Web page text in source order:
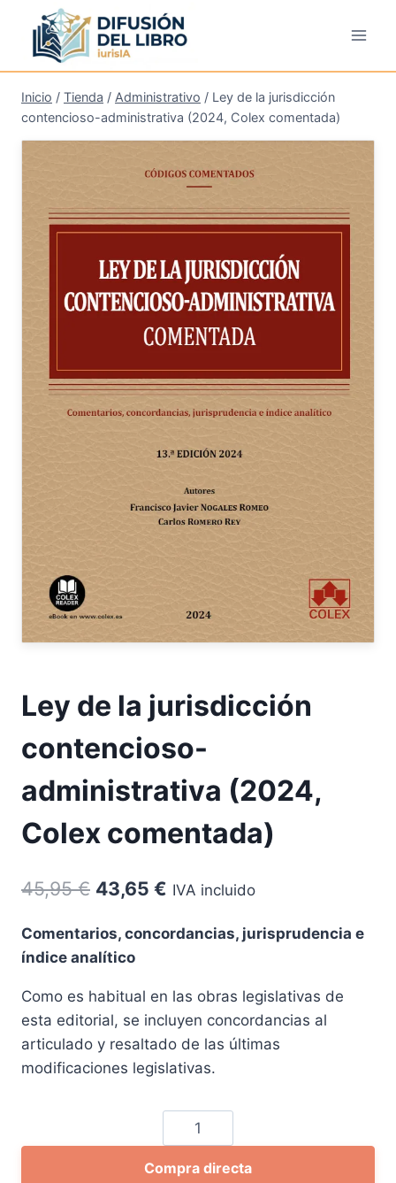
contenido
Inicio / Tienda / Administrativo / Ley de la jurisdicción
contencioso-administrativa (2024, Colex comentada)
Ley de la jurisdicción
contencioso-
administrativa (2024,
Colex comentada)
45,95€ El
original
45,95 €.
43,65 € El
actual
43,65 €.
IVA incluido
Comentarios, concordancias, jurisprudencia e
índice analítico
Como es habitual en las obras legislativas de
esta editorial, se incluyen concordancias al
articulado y resaltado de las últimas
modificaciones legislativas.
Ley
de
la
Compra directa